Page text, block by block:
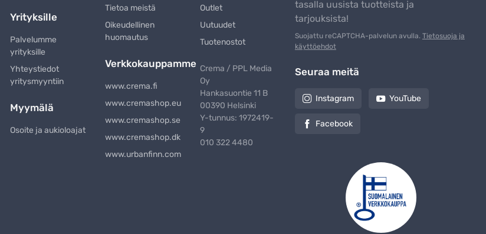
Yrityksille
Palvelumme
yrityksille
Yhteystiedot
yritysmyyntiin
Myymälä
Osoite ja aukioloajat
Tietoa meistä
Oikeudellinen
huomautus
Verkkokauppamme
www.crema.fi
www.cremashop.eu
www.cremashop.se
www.cremashop.dk
www.urbanfinn.com
Outlet
Uutuudet
Tuotenostot
Crema / PPL Media
Oy
Hankasuontie 11 B
00390 Helsinki
Y-tunnus: 1972419-
9
010 322 4480
tasalla uusista tuotteista ja
tarjouksista!
Suojattu reCAPTCHA-palvelun avulla. Tietosuoja ja
käyttöehdot
Seuraa meitä
Instagram YouTube
Facebook